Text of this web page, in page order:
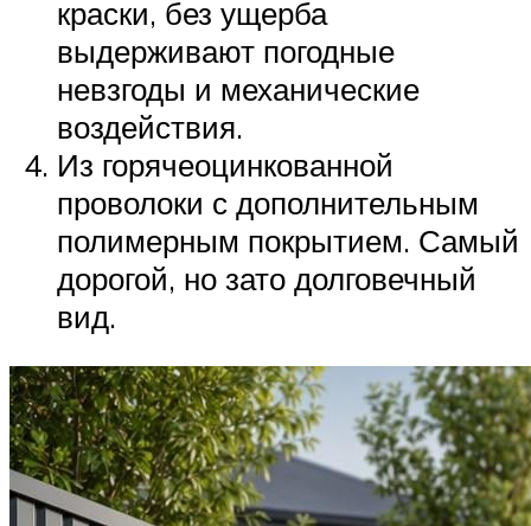
краски, без ущерба
выдерживают погодные
невзгоды и механические
воздействия.
Из горячеоцинкованной
проволоки с дополнительным
полимерным покрытием. Самый
дорогой, но зато долговечный
вид.